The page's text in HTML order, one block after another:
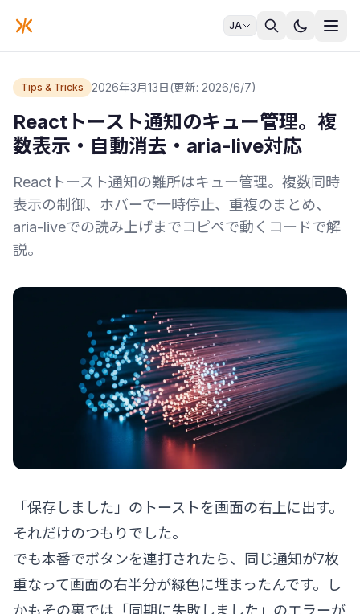
JA
Tips & Tricks 2026年3月13日(更新: 2026/6/7)
Reactトースト通知のキュー管理。複
数表示・自動消去・aria-live対応
Reactトースト通知の難所はキュー管理。複数同時
表示の制御、ホバーで一時停止、重複のまとめ、
aria-liveでの読み上げまでコピペで動くコードで解
説。
「保存しました」のトーストを画面の右上に出す。
それだけのつもりでした。
でも本番でボタンを連打されたら、同じ通知が7枚
重なって画面の右半分が緑色に埋まったんです。し
かもその裏では「同期に失敗しました」のエラーが